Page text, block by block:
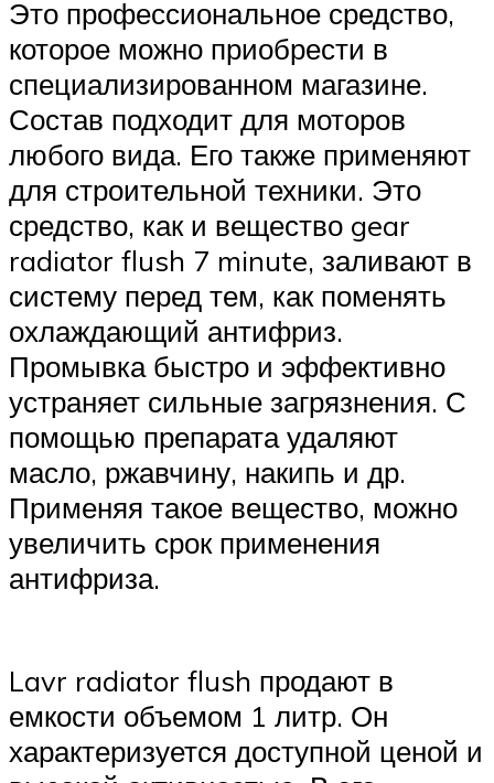
Это профессиональное средство,
которое можно приобрести в
специализированном магазине.
Состав подходит для моторов
любого вида. Его также применяют
для строительной техники. Это
средство, как и вещество gear
radiator flush 7 minute, заливают в
систему перед тем, как поменять
охлаждающий антифриз.
Промывка быстро и эффективно
устраняет сильные загрязнения. С
помощью препарата удаляют
масло, ржавчину, накипь и др.
Применяя такое вещество, можно
увеличить срок применения
антифриза.
Lavr radiator flush продают в
емкости объемом 1 литр. Он
характеризуется доступной ценой и